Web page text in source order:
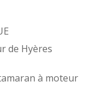
de Hyères
à moteur